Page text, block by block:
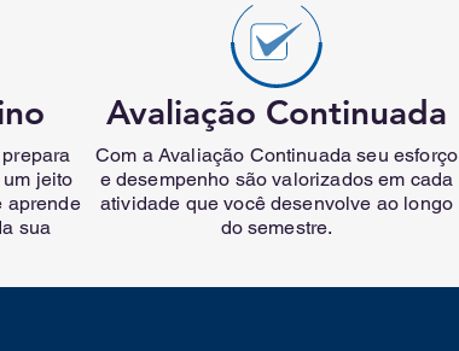
jeito
aprende
sua
Avaliação Continuada
Com a Avaliação Continuada seu esforço
e desempenho são valorizados em cada
atividade que você desenvolve ao longo
do semestre.